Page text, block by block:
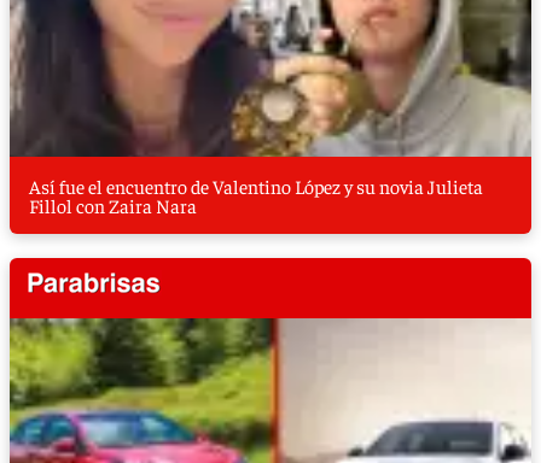
Así fue el encuentro de Valentino López y su novia Julieta
Fillol con Zaira Nara